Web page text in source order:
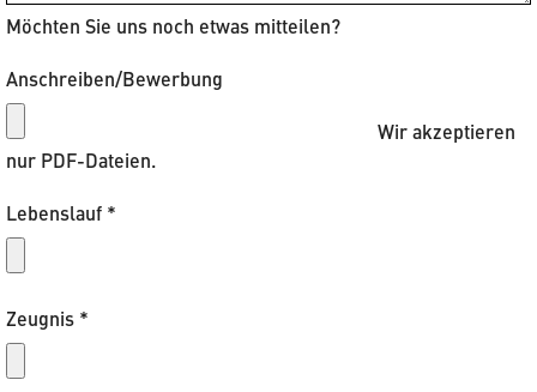
Möchten Sie uns noch etwas mitteilen?
Anschreiben/Bewerbung
Wir akzeptieren
nur PDF-Dateien.
Lebenslauf *
Zeugnis *